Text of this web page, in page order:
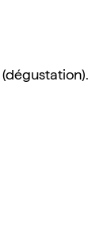
(dégustation).